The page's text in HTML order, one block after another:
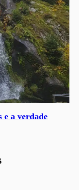
e a verdade